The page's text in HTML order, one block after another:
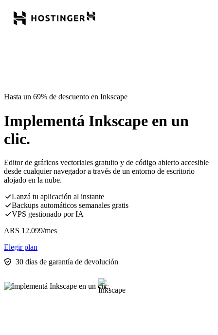
Hasta un 69% de descuento en Inkscape
Implementá Inkscape en un
clic.
Editor de gráficos vectoriales gratuito y de código abierto accesible
desde cualquier navegador a través de un entorno de escritorio
alojado en la nube.
Lanzá tu aplicación al instante
Backups automáticos semanales gratis
VPS gestionado por IA
ARS 12.099/mes
Elegir plan
30 días de garantía de devolución